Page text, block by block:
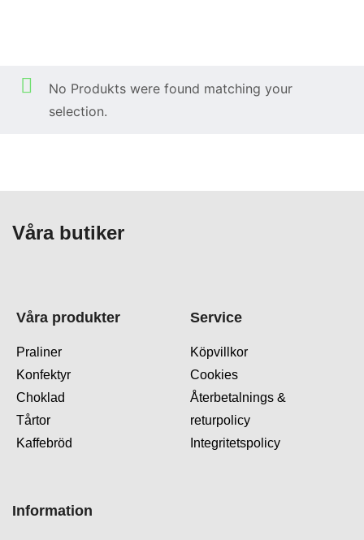
No Produkts were found matching your
selection.
Våra butiker
Våra produkter
Praliner
Konfektyr
Choklad
Tårtor
Kaffebröd
Service
Köpvillkor
Cookies
Återbetalnings &
returpolicy
Integritetspolicy
Information